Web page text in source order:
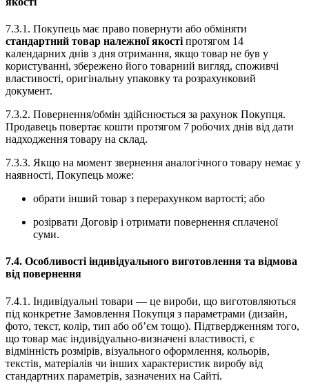
7.3.1. Покупець має право повернути або обміняти
стандартний товар належної якості протягом 14
календарних днів з дня отримання, якщо товар не був у
користуванні, збережено його товарний вигляд, споживчі
властивості, оригінальну упаковку та розрахунковий
документ.
7.3.2. Повернення/обмін здійснюється за рахунок Покупця.
Продавець повертає кошти протягом 7 робочих днів від дати
надходження товару на склад.
7.3.3. Якщо на момент звернення аналогічного товару немає у
наявності, Покупець може:
обрати інший товар з перерахунком вартості; або
розірвати Договір і отримати повернення сплаченої
суми.
7.4. Особливості індивідуального виготовлення та відмова
від повернення
7.4.1. Індивідуальні товари — це вироби, що виготовляються
під конкретне Замовлення Покупця з параметрами (дизайн,
фото, текст, колір, тип або об’єм тощо). Підтвердженням того,
що товар має індивідуально‑визначені властивості, є
відмінність розмірів, візуального оформлення, кольорів,
текстів, матеріалів чи інших характеристик виробу від
стандартних параметрів, зазначених на Сайті.